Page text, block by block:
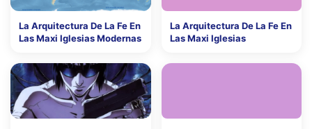
La Arquitectura De La Fe En
Las Maxi Iglesias Modernas
La Arquitectura De La Fe En
Las Maxi Iglesias